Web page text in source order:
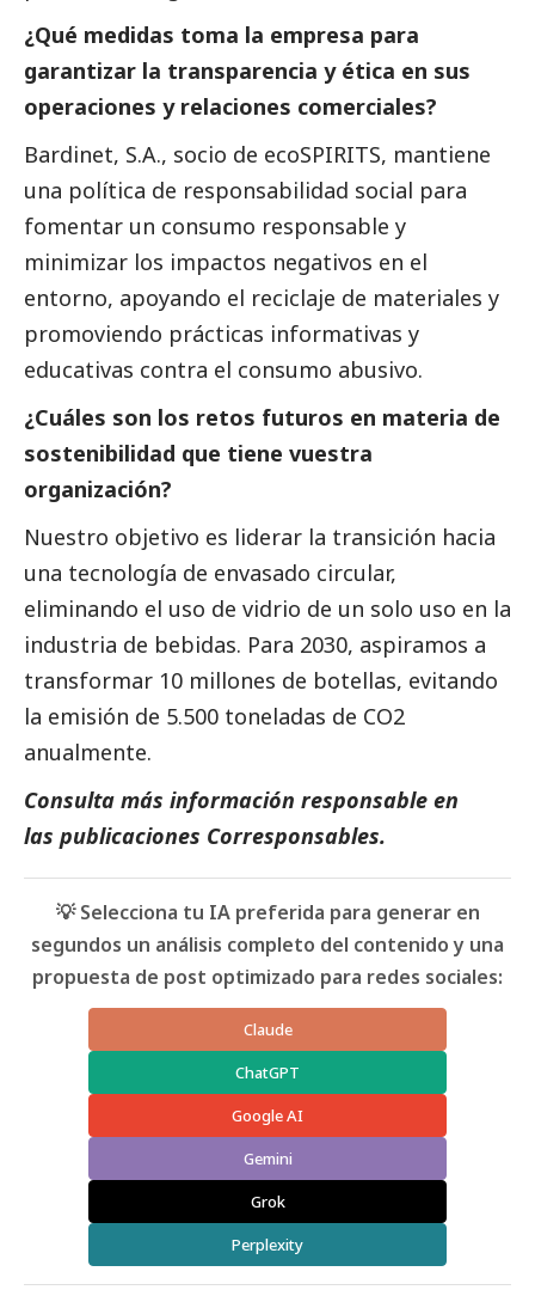
¿Qué medidas toma la empresa para
garantizar la transparencia y ética en sus
operaciones y relaciones comerciales?
Bardinet, S.A., socio de ecoSPIRITS, mantiene
una política de responsabilidad social para
fomentar un consumo responsable y
minimizar los impactos negativos en el
entorno, apoyando el reciclaje de materiales y
promoviendo prácticas informativas y
educativas contra el consumo abusivo.
¿Cuáles son los retos futuros en materia de
sostenibilidad que tiene vuestra
organización?
Nuestro objetivo es liderar la transición hacia
una tecnología de envasado circular,
eliminando el uso de vidrio de un solo uso en la
industria de bebidas. Para 2030, aspiramos a
transformar 10 millones de botellas, evitando
la emisión de 5.500 toneladas de CO2
anualmente.
Consulta más información responsable en
las publicaciones Corresponsables.
💡 Selecciona tu IA preferida para generar en
segundos un análisis completo del contenido y una
propuesta de post optimizado para redes sociales:
Claude
ChatGPT
Google AI
Gemini
Grok
Perplexity